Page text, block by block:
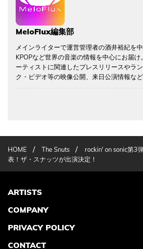
MeloFlux編集部
メインライターで運営管理者の酒井裕紀を中
KPOPなど世界の音楽の情報を中心にお届
ーティストに関連したプレスリリースやラ
ク・ビデオ等の映像公開、来日公演情報など
HOME / The Snuts /
rockin' on sonic第3
表！ザ・スナッツが出演決定！
ARTISTS
COMPANY
PRIVACY POLICY
CONTACT